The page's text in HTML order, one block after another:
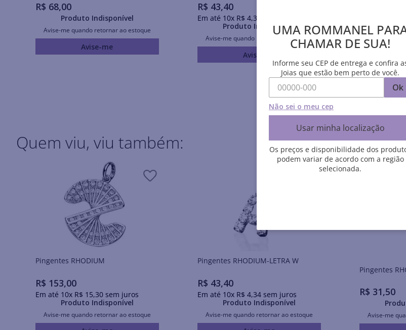
R$ 68,00
Produto Indisponível
Avise-me quando retornar ao estoque
Avise-me
R$ 43,40
Em até 10x R$ 4,34
Produto Indisponível
Avise-me quando retornar ao estoque
Avise-me
Avise-me
Quem viu, viu também:
Pingentes RHODIUM
R$ 153,00
Em até 10x R$ 15,30sem juros
Produto Indisponível
Avise-me quando retornar ao estoque
Pingentes RHODIUM-LETRA W
R$ 43,40
Em até 10x R$ 4,34sem juros
Produto Indisponível
Avise-me quando retornar ao estoque
R$ 31,50
Avise-me
UMA ROMMANEL
CHAMAR DE SUA!
Informe seu CEP de entrega e confira
Joias que estão bem perto de você.
Ok
Não sei o meu cep
Usar minha localização
Os preços e disponibilidade dos
podem variar de acordo com a região
selecionada.